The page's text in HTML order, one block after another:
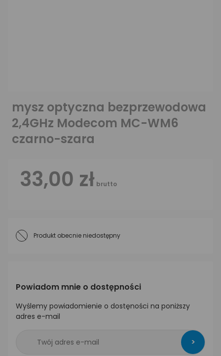
mysz optyczna bezprzewodowa
2,4GHz Modecom MC-WM6
czarno-szara
33,00 zł brutto
Produkt obecnie niedostępny
Powiadom mnie o dostępności
Wyślemy powiadomienie o dostęności na poniższy
adres e-mail
>